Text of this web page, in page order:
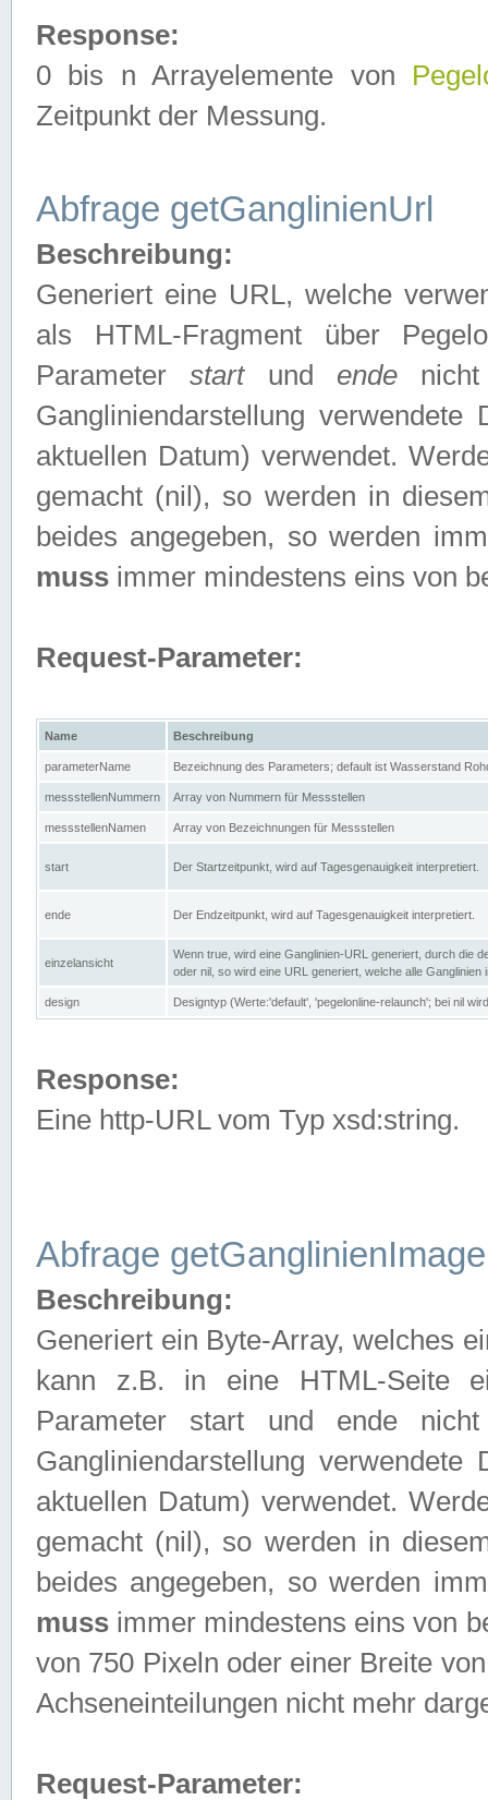
Response:
0 bis n Arrayelemente von
Zeitpunkt der Messung.
Abfrage getGanglinienUrl
Beschreibung:
Generiert eine URL, welche
als HTML-Fragment über
Parameterstartund endenicht
Gangliniendarstellung
aktuellen Datum) verwendet.
gemacht (nil), so werden in
beides angegeben, so werden
muss immer mindestens eins von
Request-Parameter:
Name Beschreibung
parameterName Bezeichnung des Parameters; default ist Wasserstand
messstellenNummern Array von Nummern für Messstellen
messstellenNamen Array von Bezeichnungen für Messstellen
start Der Startzeitpunkt, wird auf Tagesgenauigkeit interpretiert.
ende Der Endzeitpunkt, wird auf Tagesgenauigkeit interpretiert.
einzelansicht
Wenn true, wird eine Ganglinien-URL generiert, durch die
oder nil, so wird eine URL generiert, welche alle Ganglinien
design Designtyp (Werte:'default', 'pegelonline-relaunch'; bei nil
Response:
Eine http-URL vom Typ xsd:string.
Abfrage getGanglinienImage
Beschreibung:
Generiert ein Byte-Array, welches
kann z.B. in eine HTML-Seite
Parameter start und ende
Gangliniendarstellung
aktuellen Datum) verwendet.
gemacht (nil), so werden in
beides angegeben, so werden
muss immer mindestens eins von
von 750 Pixeln oder einer Breite
Achseneinteilungen nicht mehr
Request-Parameter: